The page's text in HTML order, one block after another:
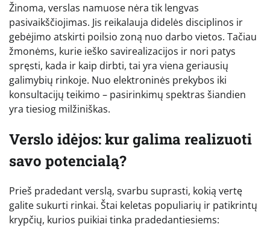
Žinoma, verslas namuose nėra tik lengvas
pasivaikščiojimas. Jis reikalauja didelės disciplinos ir
gebėjimo atskirti poilsio zoną nuo darbo vietos. Tačiau
žmonėms, kurie ieško savirealizacijos ir nori patys
spręsti, kada ir kaip dirbti, tai yra viena geriausių
galimybių rinkoje. Nuo elektroninės prekybos iki
konsultacijų teikimo – pasirinkimų spektras šiandien
yra tiesiog milžiniškas.
Verslo idėjos: kur galima realizuoti
savo potencialą?
Prieš pradedant verslą, svarbu suprasti, kokią vertę
galite sukurti rinkai. Štai keletas populiarių ir patikrintų
krypčių, kurios puikiai tinka pradedantiesiems: